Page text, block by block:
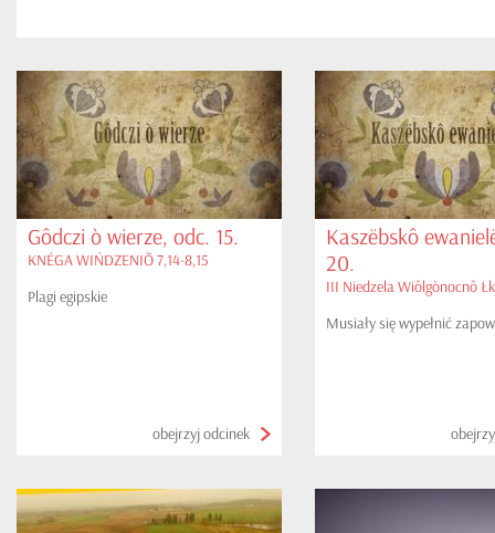
Gôdczi ò wierze, odc. 15.
KNÉGA WIŃDZENIÕ 7,14-8,15
Plagi egipskie
obejrzyj odcinek
Kaszëbskô
20.
III Niedzela Wiôlgònocnô
Musiały się wypełnić